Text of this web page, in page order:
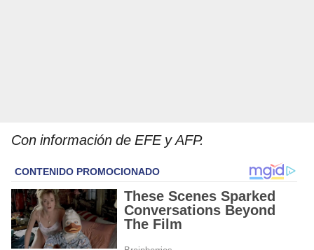
Con información de EFE y AFP.